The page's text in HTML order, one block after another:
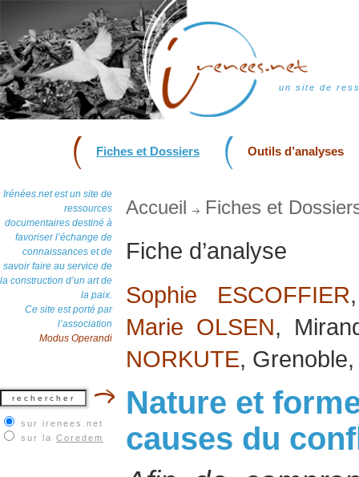
un site de
Fiches et Dossiers Outils d’analyses
Irénées.net est un site de
ressources
documentaires destiné à
favoriser l’échange de
connaissances et de
savoir faire au service de
la construction d’un art de
la paix.
Ce site est porté par
l’association
Modus Operandi
sur irenees.net
sur la Coredem
Accueil Fiches et
Fiche d’analyse
Sophie ESCOFFIER
Marie OLSEN,
NORKUTE,
Nature et
causes du